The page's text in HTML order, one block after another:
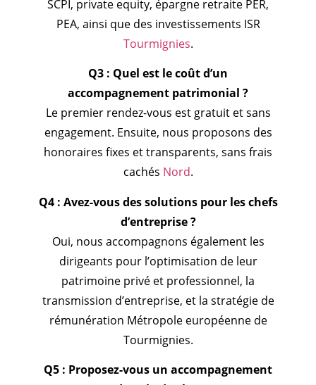
SCPI, private equity, épargne retraite PER,
PEA, ainsi que des investissements ISR
Tourmignies.
Q3 : Quel est le coût d’un
accompagnement patrimonial ?
Le premier rendez-vous est gratuit et sans
engagement. Ensuite, nous proposons des
honoraires fixes et transparents, sans frais
cachés Nord.
Q4 : Avez-vous des solutions pour les chefs
d’entreprise ?
Oui, nous accompagnons également les
dirigeants pour l’optimisation de leur
patrimoine privé et professionnel, la
transmission d’entreprise, et la stratégie de
rémunération Métropole européenne de
Tourmignies.
Q5 : Proposez-vous un accompagnement